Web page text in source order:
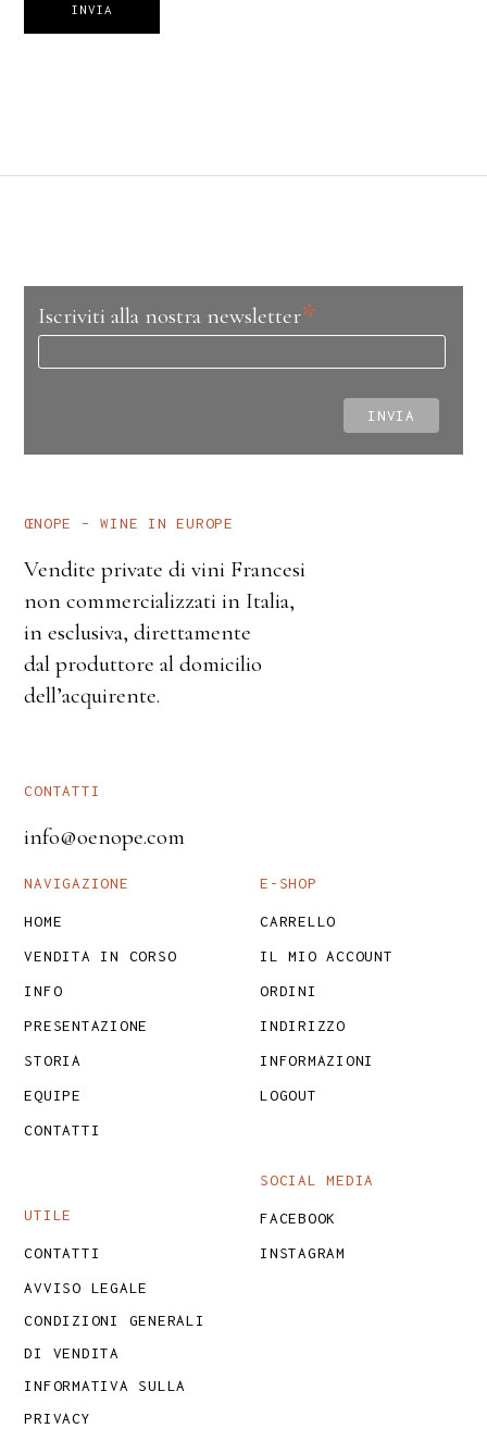
INVIA
Iscriviti alla nostra newsletter*
ŒNOPE – WINE IN EUROPE
Vendite private di vini Francesi
non commercializzati in Italia,
in esclusiva, direttamente
dal produttore al domicilio
dell’acquirente.
CONTATTI
info@oenope.com
NAVIGAZIONE
HOME
VENDITA IN CORSO
INFO
PRESENTAZIONE
STORIA
EQUIPE
CONTATTI
UTILE
CONTATTI
AVVISO LEGALE
CONDIZIONI GENERALI
DI VENDITA
INFORMATIVA SULLA
PRIVACY
E-SHOP
CARRELLO
IL MIO ACCOUNT
ORDINI
INDIRIZZO
INFORMAZIONI
LOGOUT
SOCIAL MEDIA
FACEBOOK
INSTAGRAM